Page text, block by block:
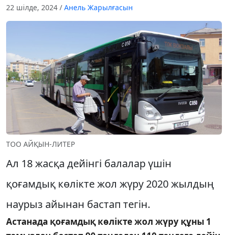
22 шілде, 2024 / Анель Жарылғасын
ТОО АЙҚЫН-ЛИТЕР
Ал 18 жасқа дейінгі балалар үшін
қоғамдық көлікте жол жүру 2020 жылдың
наурыз айынан бастап тегін.
Астанада қоғамдық көлікте жол жүру құны 1